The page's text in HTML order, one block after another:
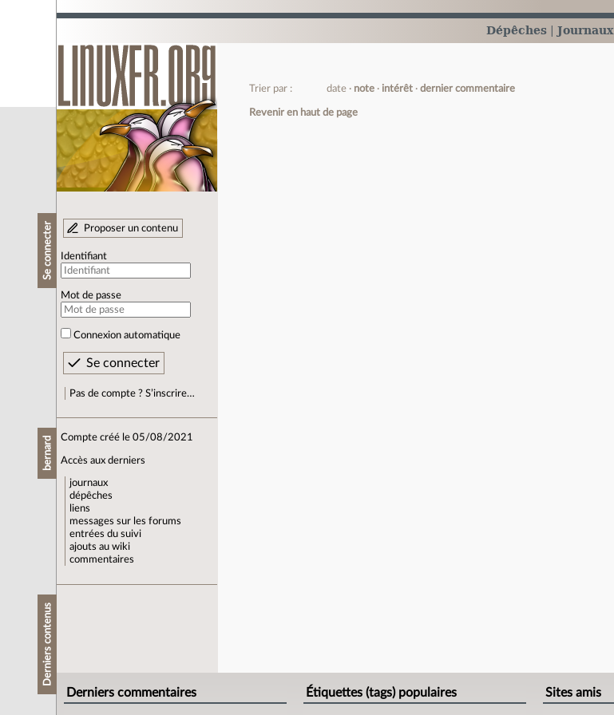
Dépêches Journaux
Se connecter Proposer un contenu
Identifiant
Mot de passe
Connexion automatique
Pas de compte ? S’inscrire…
bernard Compte créé le 05/08/2021
Accès aux derniers
journaux
dépêches
liens
messages sur les forums
entrées du suivi
ajouts au wiki
commentaires
Derniers contenus
Trier par : date note intérêt dernier commentaire
Revenir en haut de page
Derniers commentaires Étiquettes (tags) populaires Sites amis